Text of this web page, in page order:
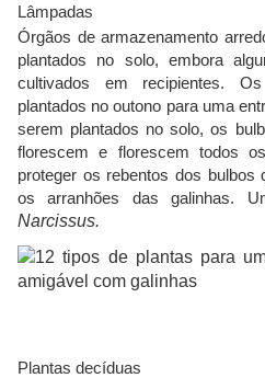
Lâmpadas
Órgãos de armazenamento
plantados no solo, embora
cultivados em recipientes.
plantados no outono para uma
serem plantados no solo, os
florescem e florescem todos
proteger os rebentos dos bulbos
os arranhões das galinhas.
Narcissus.
Plantas decíduas